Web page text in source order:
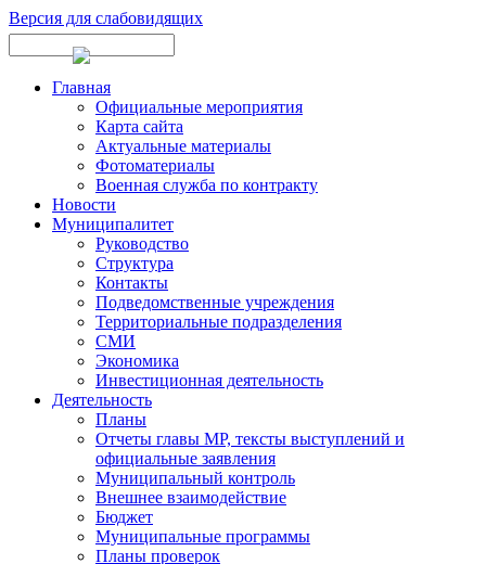
Версия для слабовидящих
Главная
Официальные мероприятия
Карта сайта
Актуальные материалы
Фотоматериалы
Военная служба по контракту
Новости
Муниципалитет
Руководство
Структура
Контакты
Подведомственные учреждения
Территориальные подразделения
СМИ
Экономика
Инвестиционная деятельность
Деятельность
Планы
Отчеты главы МР, тексты выступлений и
официальные заявления
Муниципальный контроль
Внешнее взаимодействие
Бюджет
Муниципальные программы
Планы проверок